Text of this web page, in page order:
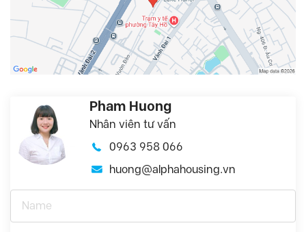
Pham Huong
Nhân viên tư vấn
0963 958 066
huong@alphahousing.vn